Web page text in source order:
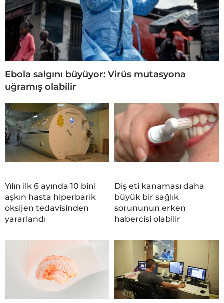
Ebola salgını büyüyor: Virüs mutasyona
uğramış olabilir
Yılın ilk 6 ayında 10 bini
aşkın hasta hiperbarik
oksijen tedavisinden
yararlandı
Diş eti kanaması daha
büyük bir sağlık
sorununun erken
habercisi olabilir